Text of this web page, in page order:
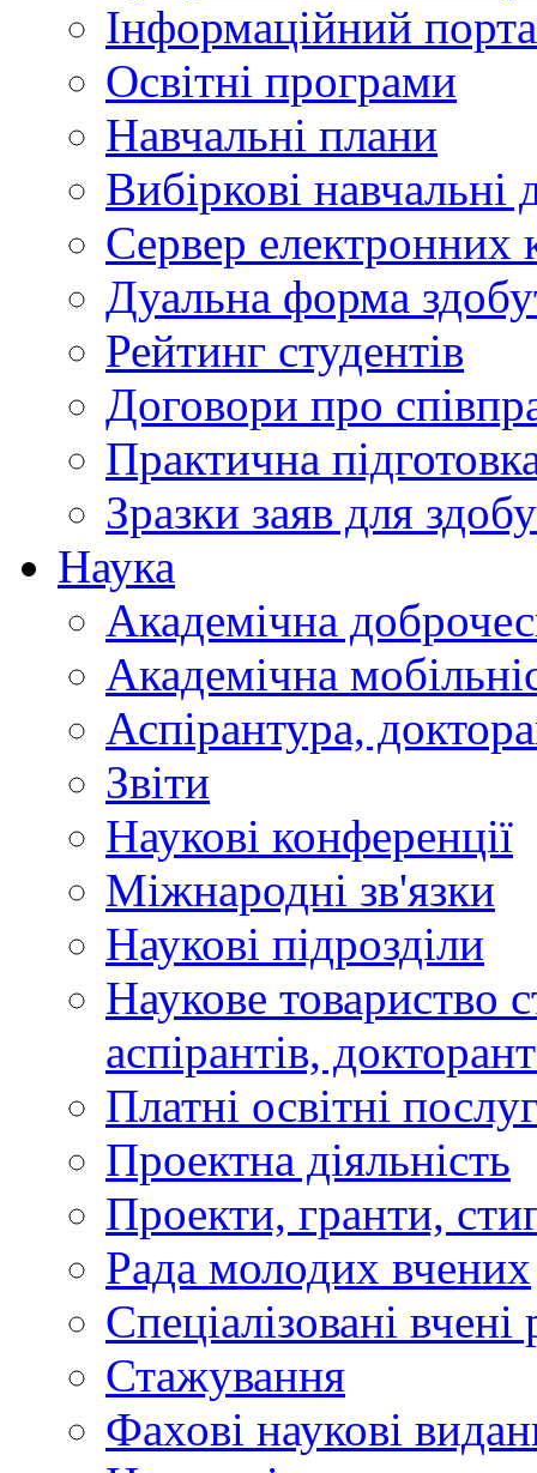
Інформаційний
Освітні програми
Навчальні плани
Вибіркові навчальні
Сервер
Дуальна форма
Рейтинг студентів
Договори про
Практична
Зразки заяв для
Наука
Академічна
Академічна
Аспірантура,
Звіти
Наукові конференції
Міжнародні зв'язки
Наукові підрозділи
Наукове товариство
аспірантів,
Платні освітні
Проектна діяльність
Проекти, гранти,
Рада молодих вчених
Спеціалізовані вчені
Стажування
Фахові наукові